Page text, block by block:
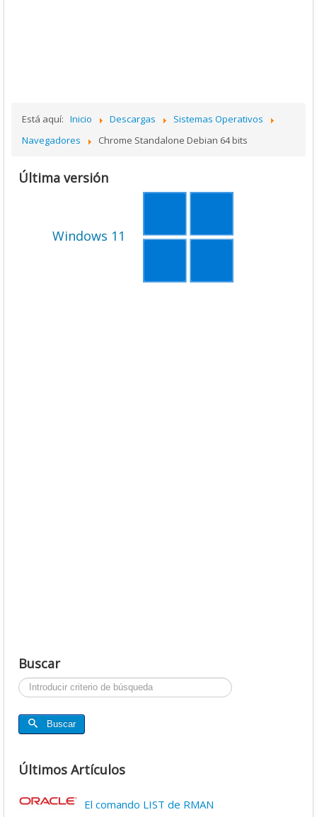
Está aquí: Inicio Descargas
Sistemas Operativos
Navegadores
Chrome Standalone Debian 64 bits
Última versión
Windows 11
Buscar
Buscar...
Buscar
Últimos Artículos
El comando LIST de RMAN